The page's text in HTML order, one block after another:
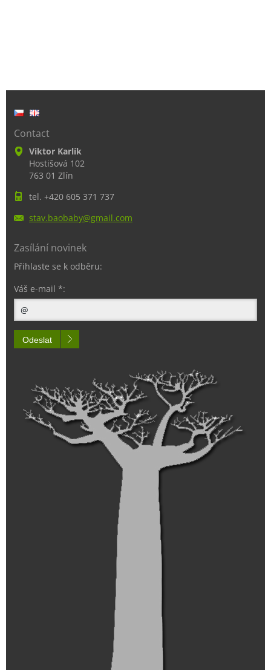
Contact
Viktor Karlík
Hostišová 102
763 01 Zlín
tel. +420 605 371 737
stav.baobaby@gmail.com
Zasílání novinek
Přihlaste se k odběru:
Váš e-mail *:
Odeslat